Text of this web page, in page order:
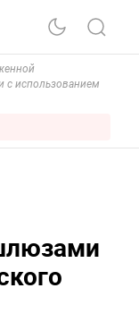
с использованием